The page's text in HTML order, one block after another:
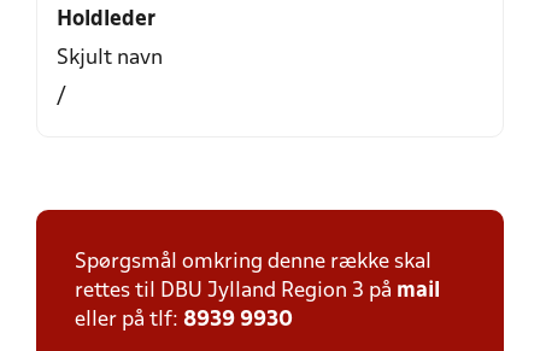
Holdleder
Skjult navn
/
Spørgsmål omkring denne række skal
rettes til DBU Jylland Region 3 på mail
eller på tlf: 8939 9930